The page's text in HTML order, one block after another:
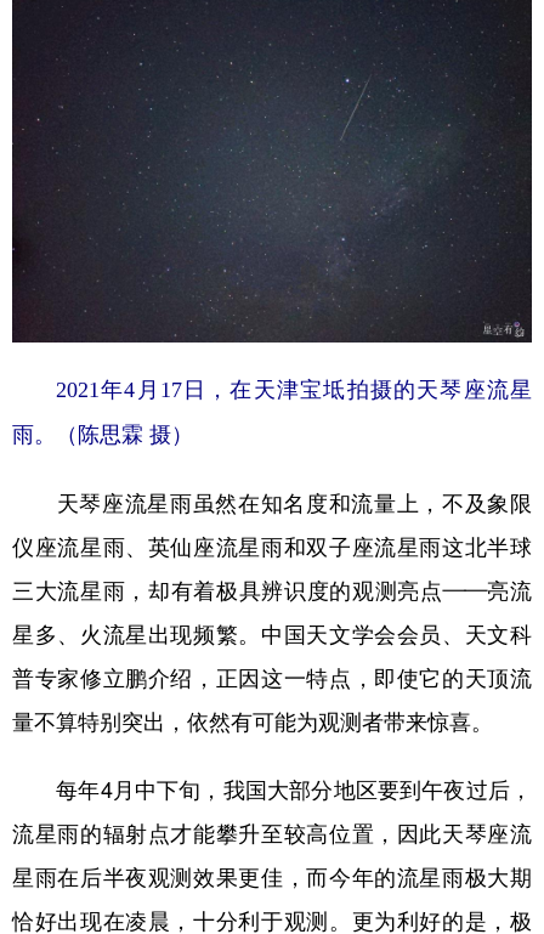
Deutsch Português
2021年4月17日，在天津宝坻拍摄的天琴座流星
雨。（陈思霖 摄）
天琴座流星雨虽然在知名度和流量上，不及象限
仪座流星雨、英仙座流星雨和双子座流星雨这北半球
三大流星雨，却有着极具辨识度的观测亮点——亮流
星多、火流星出现频繁。中国天文学会会员、天文科
普专家修立鹏介绍，正因这一特点，即使它的天顶流
量不算特别突出，依然有可能为观测者带来惊喜。
每年4月中下旬，我国大部分地区要到午夜过后，
流星雨的辐射点才能攀升至较高位置，因此天琴座流
星雨在后半夜观测效果更佳，而今年的流星雨极大期
恰好出现在凌晨，十分利于观测。更为利好的是，极